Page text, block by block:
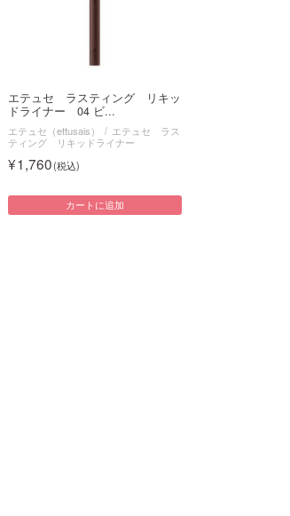
エテュセ ラスティング リキッ
ドライナー 04 ビ...
エテュセ（ettusais）
エテュセ ラス
ティング リキッドライナー
1,760
カートに追加